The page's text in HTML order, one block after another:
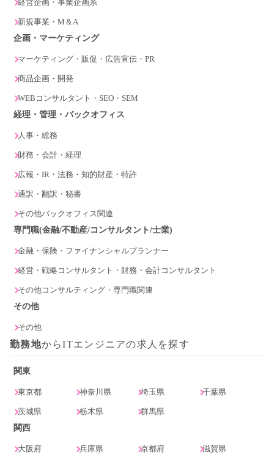
経営企画・事業企画系
新規事業・M＆A
企画・マーケティング
マーケティング・販促・広告宣伝・PR
商品企画・開発
WEBコンサルタント・SEO・SEM
経理・管理・バックオフィス
人事・総務
財務・会計・経理
広報・IR・法務・知的財産・特許
通訳・翻訳・秘書
その他バックオフィス関連
専門職(金融/不動産/コンサルタント/士業)
金融・保険・ファイナンシャルプランナー
経営・戦略コンサルタント・財務・会計コンサルタント
その他コンサルティング・専門職関連
その他
その他
勤務地からITエンジニアの求人を探す
関東
東京都 神奈川県 埼玉県 千葉県
茨城県 栃木県
群馬県
関西
大阪府 兵庫県 京都府 滋賀県